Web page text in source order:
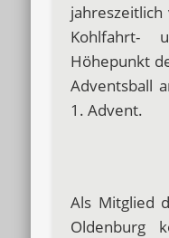
Kohlfahrt-
Höhepunkt
Adventsball
1. Advent.
Als Mitglied
Oldenburg